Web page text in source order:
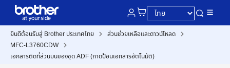
ยินดีต้อนรับสู่ Brother ประเทศไทย
ส่วนช่วยเหลือและดาวน์โหลด
MFC-L3760CDW
เอกสารติดที่ส่วนบนของชุด ADF (ถาดป้อนเอกสารอัตโนมัติ)